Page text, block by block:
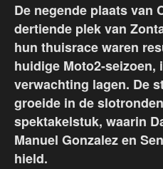
De negende plaats van
dertiende plek van
hun thuisrace waren
huidige Moto2-seizoen,
verwachting lagen. De
groeide in de
spektakelstuk, waarin
Manuel Gonzalez en
hield.